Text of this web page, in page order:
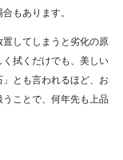
もあります。
してしまうと劣化の原
拭くだけでも、美しい
とも言われるほど、お
ことで、何年先も上品